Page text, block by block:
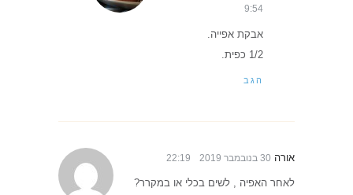
9:54
אבקת אפייה.
1/2 כפית.
הגב
אורה 30 בנובמבר 2019 22:19
לאחר האפיה , לשים בכלי או במקרר?